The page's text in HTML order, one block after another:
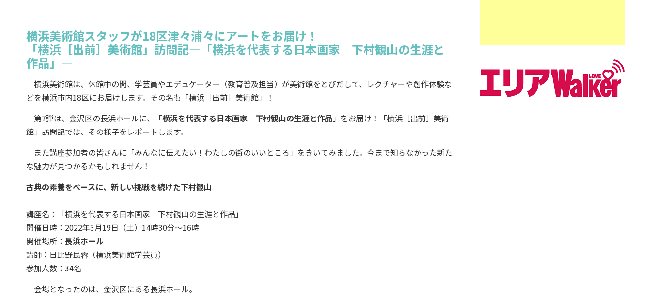
横浜美術館スタッフが18区津々浦々にアートをお届け！
「横浜［出前］美術館」訪問記―「横浜を代表する日本画家 下村観山の生涯と
作品」―
横浜美術館は、休館中の間、学芸員やエデュケーター（教育普及担当）が美術館をとびだして、レクチャーや創作体験な
どを横浜市内18区にお届けします。その名も「横浜［出前］美術館」！
第7弾は、金沢区の長浜ホールに、「横浜を代表する日本画家 下村観山の生涯と作品 」をお届け！「横浜［出前］美術
館」訪問記では、その様子をレポートします。
また講座参加者の皆さんに「みんなに伝えたい！わたしの街のいいところ」をきいてみました。今まで知らなかった新た
な魅力が見つかるかもしれません！
古典の素養をベースに、新しい挑戦を続けた下村観山
講座名：「横浜を代表する日本画家 下村観山の生涯と作品」
開催日時：2022年3月19日（土）14時30分～16時
開催場所： 長浜ホール
講師：日比野民蓉（横浜美術館学芸員）
参加人数：34名
会場となったのは、金沢区にある長浜ホール。